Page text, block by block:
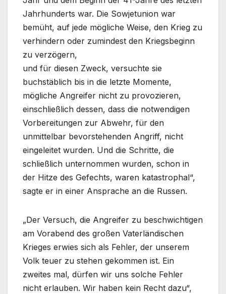
Jahrhunderts war. Die Sowjetunion war
bemüht, auf jede mögliche Weise, den Krieg zu
verhindern oder zumindest den Kriegsbeginn
zu verzögern,
und für diesen Zweck, versuchte sie
buchstäblich bis in die letzte Momente,
mögliche Angreifer nicht zu provozieren,
einschließlich dessen, dass die notwendigen
Vorbereitungen zur Abwehr, für den
unmittelbar bevorstehenden Angriff, nicht
eingeleitet wurden. Und die Schritte, die
schließlich unternommen wurden, schon in
der Hitze des Gefechts, waren katastrophal“,
sagte er in einer Ansprache an die Russen.
„Der Versuch, die Angreifer zu beschwichtigen
am Vorabend des großen Vaterländischen
Krieges erwies sich als Fehler, der unserem
Volk teuer zu stehen gekommen ist. Ein
zweites mal, dürfen wir uns solche Fehler
nicht erlauben. Wir haben kein Recht dazu“,